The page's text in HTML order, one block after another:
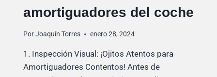
amortiguadores del coche
PorJoaquín Torres enero 28, 2024
1. Inspección Visual: ¡Ojitos Atentos para
Amortiguadores Contentos! Antes de